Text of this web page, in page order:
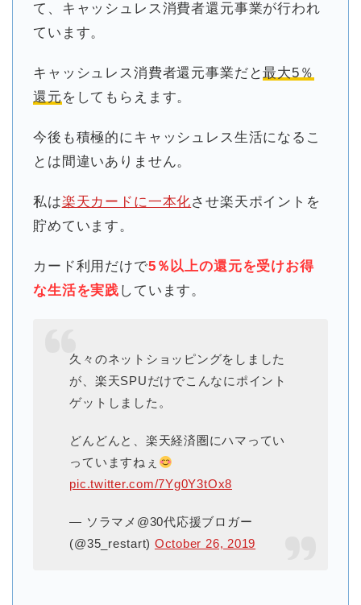
て、キャッシュレス消費者還元事業が行われ
ています。
キャッシュレス消費者還元事業だと最大5％
還元 をしてもらえます。
今後も積極的にキャッシュレス生活になるこ
とは間違いありません。
私は楽天カードに一本化させ楽天ポイントを
貯めています。
カード利用だけで5％以上の還元を受けお得
な生活を実践 しています。
久々のネットショッピングをしました
が、楽天SPUだけでこんなにポイント
ゲットしました。
どんどんと、楽天経済圏にハマってい
っていますねぇ
pic.twitter.com/7Yg0Y3tOx8
— ソラマメ@30代応援ブロガー
(@35_restart) October 26, 2019